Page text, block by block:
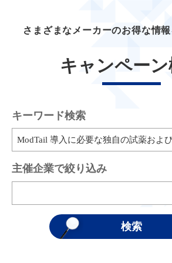
さまざまなメーカーのお得な情
キャンペーン
キーワード検索
主催企業で絞り込み